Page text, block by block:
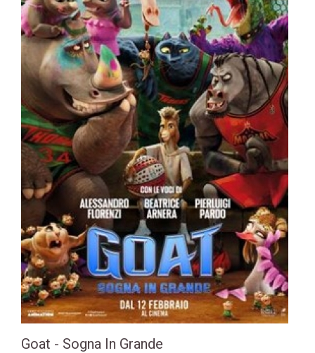
Goat - Sogna In Grande